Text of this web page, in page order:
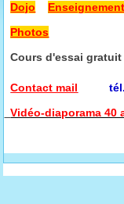
Dojo Enseignement
Photos
Cours d'essai
Contact mail
Vidéo-diaporama 40